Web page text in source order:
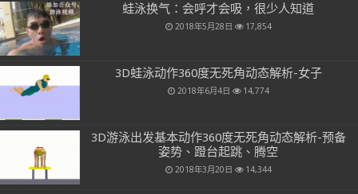
蛙泳换气：会呼才会吸，很少人知道
2018年5月28日 17,854
3D蛙泳动作360度无死角动态解析-女子
2018年6月4日 14,774
3D游泳出发基本动作360度无死角动态解析-预备
姿势、蹬台起跳、腾空
2018年3月20日 14,344